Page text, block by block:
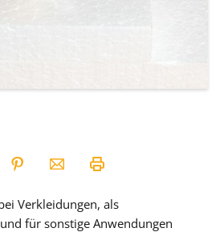
Verkleidungen, als
für sonstige Anwendungen